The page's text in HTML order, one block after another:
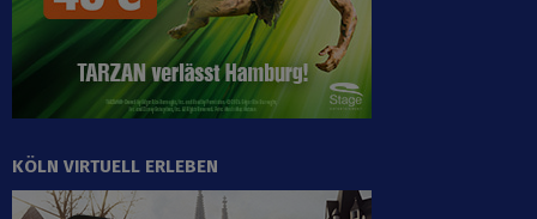
KÖLN VIRTUELL ERLEBEN